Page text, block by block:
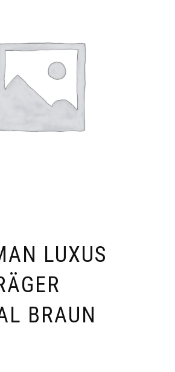
LUXUS
BRAUN